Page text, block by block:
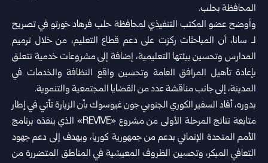
المحافظة بحلب.
وأوضح عضو المكتب التنفيذي لمحافظة حلب فرهاد خورتو في تصريح
لـ سانا، أن المباحثات ركزت على دعم قطاع التعليم، من خلال ترميم
المدارس وتحسين بيئتها التعليمية، إضافة إلى مشروعات خدمية تتعلق
بإعادة تأهيل المرافق العامة وتحسين واقع النظافة والخدمات في
المدينة، إلى جانب مناقشة عدد من القضايا المجتمعية والتنموية.
بدوره، أفاد السفير الكوري الجنوبي جون غيوسوك بأن الزيارة تأتي في إطار
متابعة نتائج المرحلة الأولى من مشروع «REVIVE» الذي ينفذه برنامج
الأمم المتحدة الإنمائي بدعم من جمهورية كوريا، ويهدف إلى دعم جهود
التعافي المبكر، وتحسين الظروف المعيشية في المناطق المتضررة من